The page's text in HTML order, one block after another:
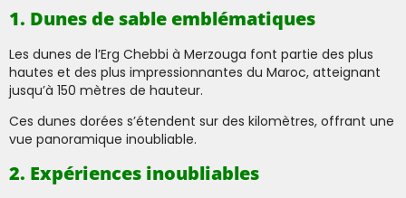
1. Dunes de sable emblématiques
Les dunes de l’Erg Chebbi à Merzouga font partie des plus
hautes et des plus impressionnantes du Maroc, atteignant
jusqu’à 150 mètres de hauteur.
Ces dunes dorées s’étendent sur des kilomètres, offrant une
vue panoramique inoubliable.
2. Expériences inoubliables